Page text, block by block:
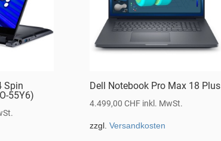
Spin
55Y6)
Dell Notebook Pro Max 18 Plus
4.499,00 CHF inkl. MwSt.
zzgl. Versandkosten